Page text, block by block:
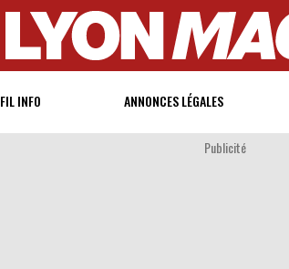
FIL INFO ANNONCES LÉGALES
Publicité